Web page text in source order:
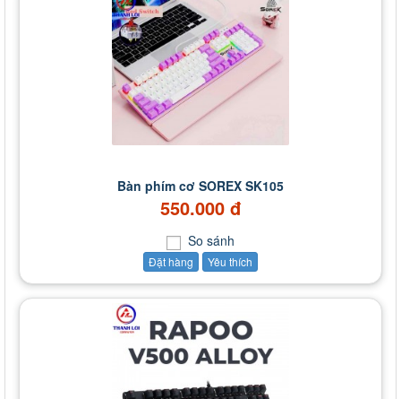
Bàn phím cơ SOREX SK105
550.000 đ
So sánh
Đặt hàng Yêu thích